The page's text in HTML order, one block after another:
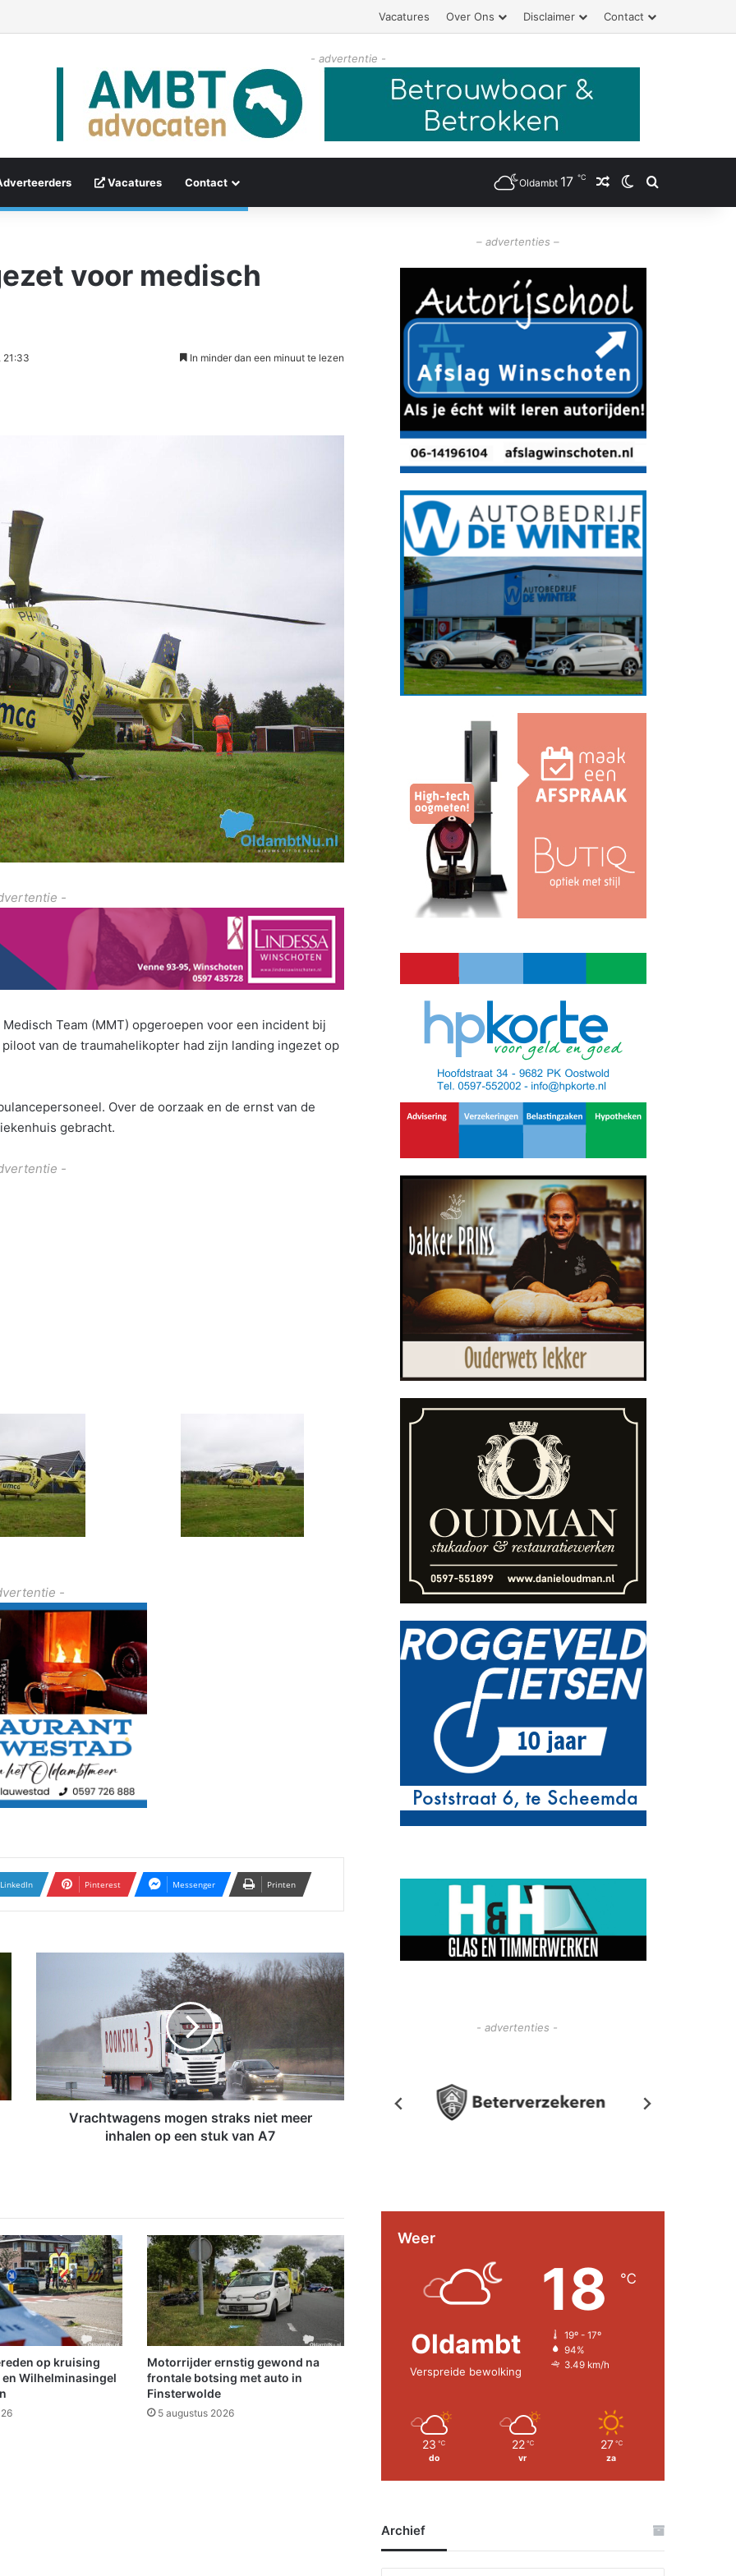
Vacatures Over Ons Disclaimer Contact
- advertentie -
Vacatures Contact Oldambt 17 ℃ Willekeurig artikel
Switch skin
Zoeken
voor medisch
21:33 In minder dan een minuut te lezen
-
Team (MMT) opgeroepen voor een incident bij
van de traumahelikopter had zijn landing ingezet op
Over de oorzaak en de ernst van de
gebracht.
-
-
LinkedIn Pinterest Messenger Printen
t
w
a
g
e
n
s
t
r
a
n
i
Vrachtwagens mogen straks niet meer
inhalen op een stuk van A7
op kruising
Wilhelminasingel
Motorrijder ernstig gewond na
frontale botsing met auto in
Finsterwolde
5 augustus 2026
– advertenties –
- advertenties -
Weer
Oldambt
Verspreide bewolking
18 ℃
19º - 17º
94%
3.49 km/h
23 ℃
do
22 ℃
vr
27 ℃
za
Archief